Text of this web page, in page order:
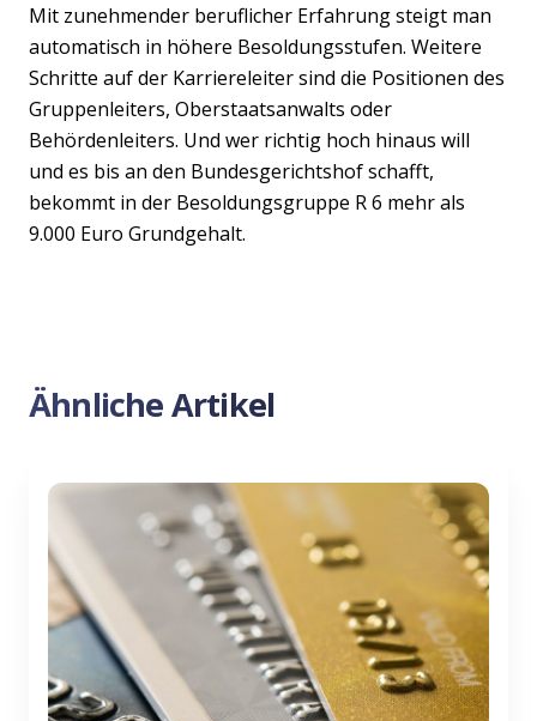
Mit zunehmender beruflicher Erfahrung steigt man
automatisch in höhere Besoldungsstufen. Weitere
Schritte auf der Karriereleiter sind die Positionen des
Gruppenleiters, Oberstaatsanwalts oder
Behördenleiters. Und wer richtig hoch hinaus will
und es bis an den Bundesgerichtshof schafft,
bekommt in der Besoldungsgruppe R 6 mehr als
9.000 Euro Grundgehalt.
Ähnliche Artikel